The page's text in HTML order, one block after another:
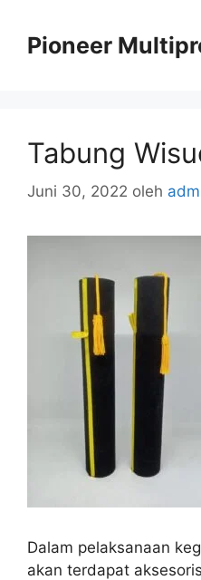
Pioneer
Tabung
Juni 30, 2022 oleh
Dalam pelaksanaan
akan terdapat